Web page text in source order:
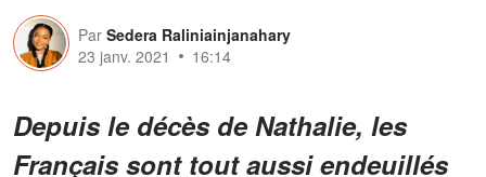
Par Sedera Raliniainjanahary
23 janv. 2021
16:14
Depuis le décès de Nathalie, les
Français sont tout aussi endeuillés